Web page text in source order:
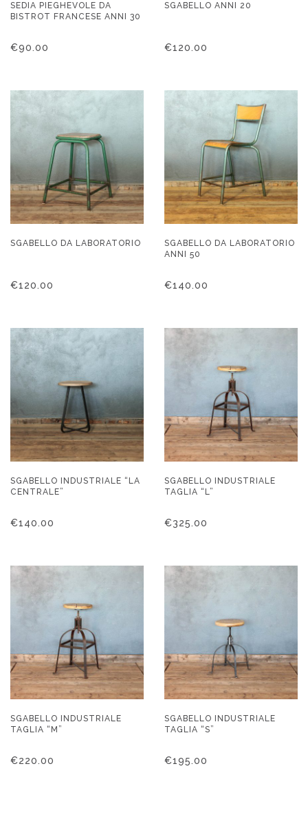
SEDIA PIEGHEVOLE DA
BISTROT FRANCESE ANNI 30
€90.00
SGABELLO ANNI 20
€120.00
SGABELLO DA LABORATORIO
€120.00
SGABELLO DA LABORATORIO
ANNI 50
€140.00
SGABELLO INDUSTRIALE “LA
CENTRALE”
€140.00
SGABELLO INDUSTRIALE
TAGLIA “L”
€325.00
SGABELLO INDUSTRIALE
TAGLIA “M”
€220.00
SGABELLO INDUSTRIALE
TAGLIA “S”
€195.00